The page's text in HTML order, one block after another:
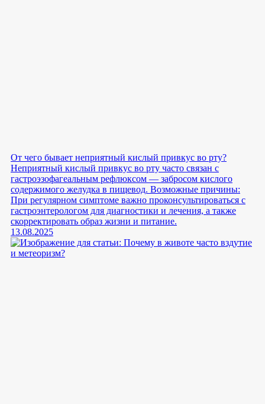
От чего бывает неприятный кислый привкус во рту?
Неприятный кислый привкус во рту часто связан с
гастроэзофагеальным рефлюксом — забросом кислого
содержимого желудка в пищевод. Возможные причины:
При регулярном симптоме важно проконсультироваться с
гастроэнтерологом для диагностики и лечения, а также
скорректировать образ жизни и питание.
13.08.2025